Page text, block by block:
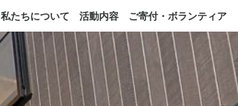
私たちについて 活動内容 ご寄付・ボランティア